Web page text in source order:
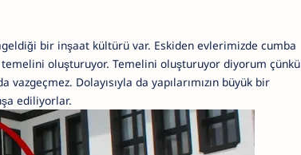
bir inşaat kültürü var. Eskiden evlerimizde cumba
oluşturuyor. Temelini oluşturuyor diyorum çünkü
Dolayısıyla da yapılarımızın büyük bir
ediliyorlar.